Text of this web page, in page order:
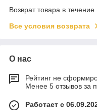
Возврат товара в
Все условия возврата
О нас
Рейтинг не
Менее 5 отзывов за
Работает с